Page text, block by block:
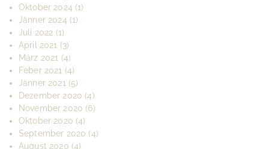
Oktober 2024 (1)
Jänner 2024 (1)
Juli 2022 (1)
April 2021 (3)
März 2021 (4)
Feber 2021 (4)
Jänner 2021 (5)
Dezember 2020 (4)
November 2020 (6)
Oktober 2020 (4)
September 2020 (4)
August 2020 (4)